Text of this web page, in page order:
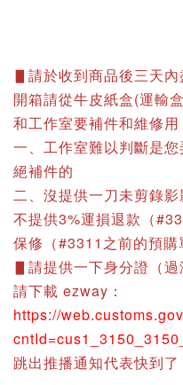
▋請於收到商品後三天
開箱請從牛皮紙盒(運輸
和工作室要補件和維修
一、工作室難以判斷是
絕補件的
二、沒提供一刀未剪錄影
不提供3%運損退款（
保修（#3311之前的預
▋請提供一下身分證（過
請下載 ezway：
https://
跳出推播通知代表快到了